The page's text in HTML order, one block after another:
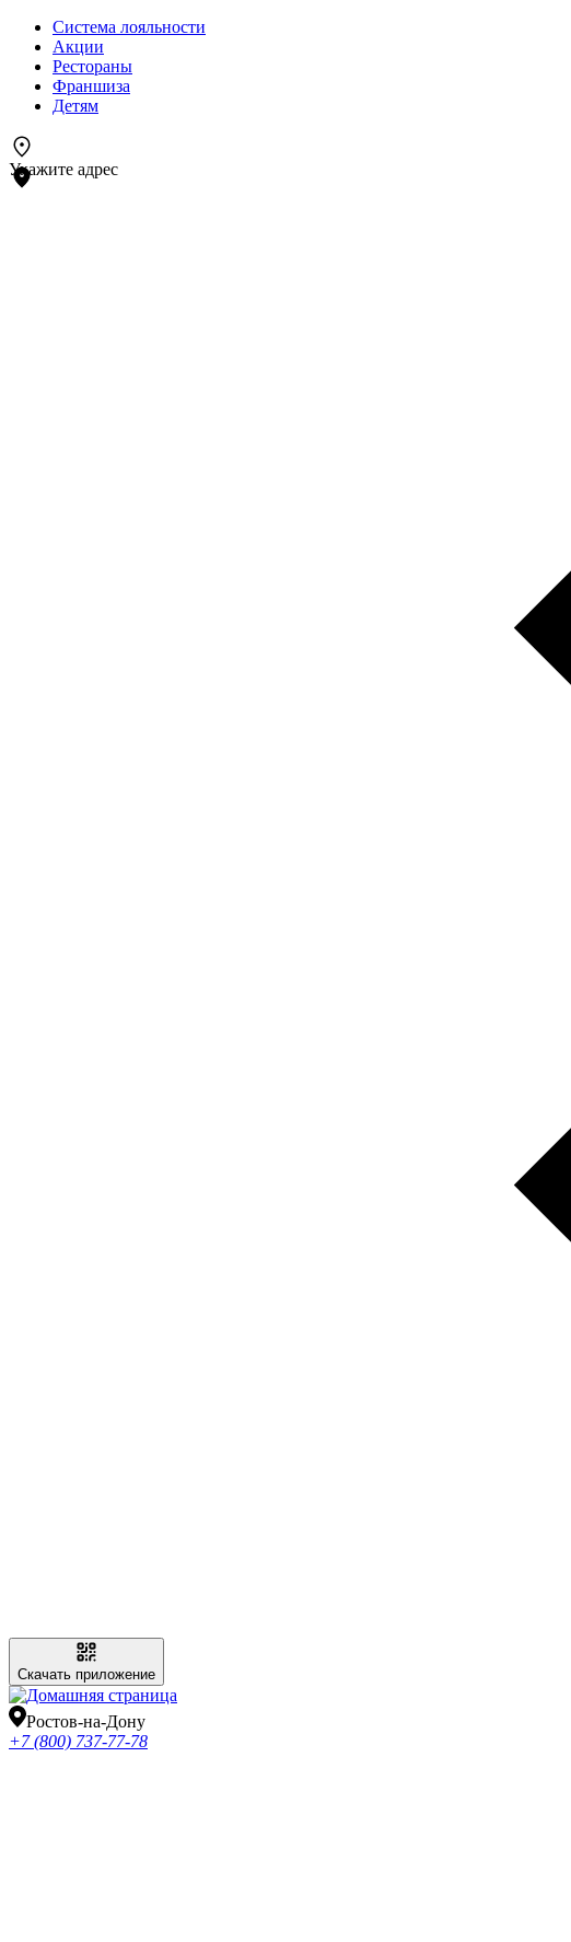
Система лояльности
Акции
Рестораны
Франшиза
Детям
Укажите адрес
Скачать приложение
Ростов-на-Дону
+7 (800) 737-77-78